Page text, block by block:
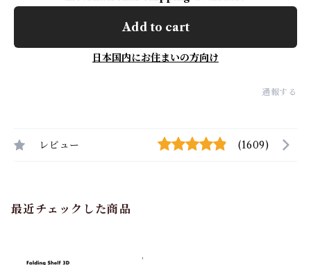
Add to cart
日本国内にお住まいの方向け
通報する
レビュー (1609)
最近チェックした商品